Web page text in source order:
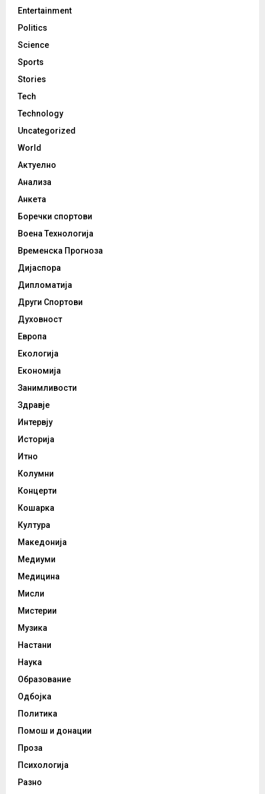
Entertainment
Politics
Science
Sports
Stories
Tech
Technology
Uncategorized
World
Актуелно
Анализа
Анкета
Боречки спортови
Воена Технологија
Временска Прогноза
Дијаспора
Дипломатија
Други Спортови
Духовност
Европа
Екологија
Економија
Занимливости
Здравје
Интервју
Историја
Итно
Колумни
Концерти
Кошарка
Култура
Македонија
Медиуми
Медицина
Мисли
Мистерии
Музика
Настани
Наука
Образование
Одбојка
Политика
Помош и донации
Проза
Психологија
Разно